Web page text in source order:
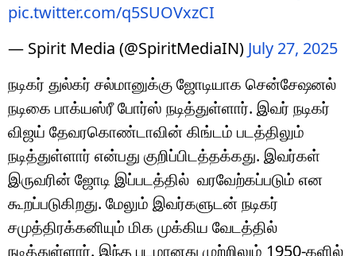
pic.twitter.com/q5SUOVxzCI
— Spirit Media (@SpiritMediaIN) July 27, 2025
நடிகர் துல்கர் சல்மானுக்கு ஜோடியாக சென்சேஷனல்
நடிகை பாக்யஸ்ரீ போர்ஸ் நடித்துள்ளார். இவர் நடிகர்
விஜய் தேவரகொண்டாவின் கிங்டம் படத்திலும்
நடித்துள்ளார் என்பது குறிப்பிடத்தக்கது. இவர்கள்
இருவரின் ஜோடி இப்படத்தில் வரவேற்கப்படும் என
கூறப்படுகிறது. மேலும் இவர்களுடன் நடிகர்
சமுத்திரக்கனியும் மிக முக்கிய வேடத்தில்
நடித்துள்ளார். இந்த படமானது முற்றிலும் 1950-களில்